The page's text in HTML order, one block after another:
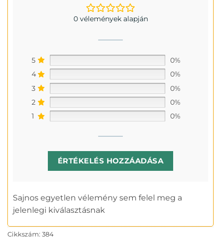
0 vélemények alapján
5
0%
4
0%
3
0%
2
0%
1
0%
ÉRTÉKELÉS HOZZÁADÁSA
Sajnos egyetlen vélemény sem felel meg a
jelenlegi kiválasztásnak
Cikkszám: 384